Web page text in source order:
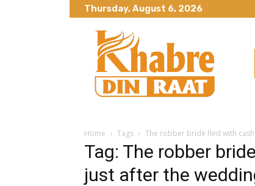
Thursday, August 6, 2026
Home Tags The robber bride fled with
Tag: The robber
just after the